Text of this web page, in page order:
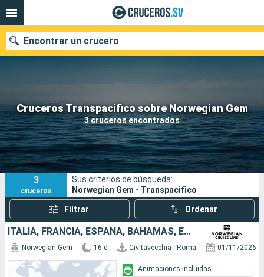
Cruceros Transpacifico sobre Norwegian Gem
3 cruceros encontrados
Encontrar un crucero
Nuestros destinos
Fecha de salida
Puertos Compañías
Buscar
3
cruceros
Sus criterios de búsqueda:
Norwegian Gem - Transpacifico
Filtrar Ordenar
ITALIA, FRANCIA, ESPAÑA, BAHAMAS, ESTADOS UNIDOS
Norwegian Gem 16 d Civitavecchia - Roma 01/11/2026
Animaciones Incluidas